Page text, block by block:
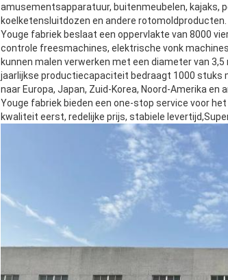
amusementsapparatuur, buitenmeubelen, kajaks,
koelketensluitdozen en andere rotomoldproducten.
Youge fabriek beslaat een oppervlakte van 8000
controle freesmachines, elektrische vonk
kunnen malen verwerken met een diameter van
jaarlijkse productiecapaciteit bedraagt 1000 stuks
naar Europa, Japan, Zuid-Korea, Noord-Amerika en
Youge fabriek bieden een one-stop service voor
kwaliteit eerst, redelijke prijs, stabiele